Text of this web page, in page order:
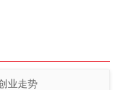
业走势